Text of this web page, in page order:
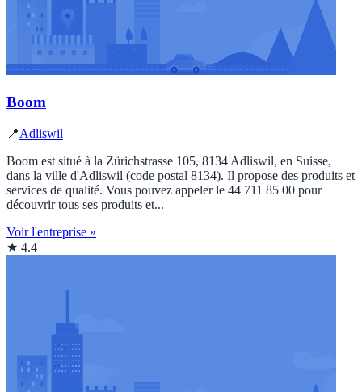
Boom
📍Adliswil
Boom est situé à la Zürichstrasse 105, 8134 Adliswil, en Suisse,
dans la ville d'Adliswil (code postal 8134). Il propose des produits et
services de qualité. Vous pouvez appeler le 44 711 85 00 pour
découvrir tous ses produits et...
Voir l'entreprise »
★ 4.4